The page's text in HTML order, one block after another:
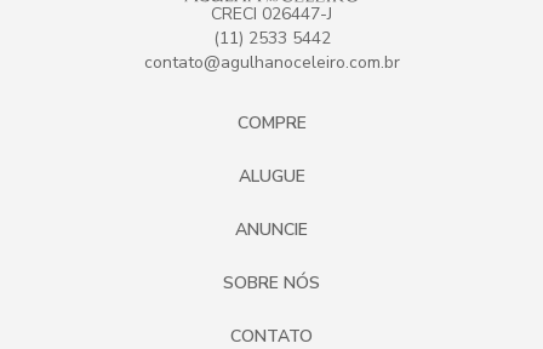
CRECI 026447-J
(11) 2533 5442
contato@agulhanoceleiro.com.br
COMPRE
ALUGUE
ANUNCIE
SOBRE NÓS
CONTATO